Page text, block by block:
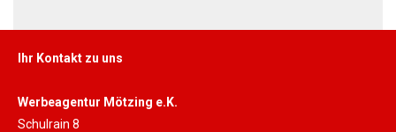
Ihr Kontakt zu uns
Werbeagentur Mötzing e.K.
Schulrain 8